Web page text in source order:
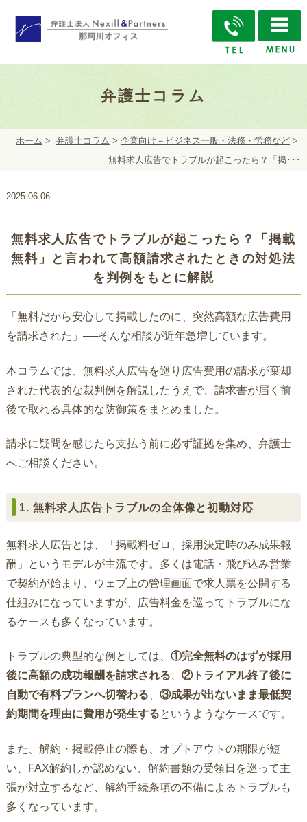
弁護士コラム
ホーム > 弁護士コラム >企業向け－ビジネス一般・法務・労務など >
無料求人広告でトラブルが起こったら？「掲･･･
2025.06.06
無料求人広告でトラブルが起こったら？「掲載
無料」と言われて高額請求されたときの対処法
を判例をもとに解説
「無料だから安心して掲載したのに、突然高額な広告費用
を請求された」──そんな相談が近年急増しています。
本コラムでは、無料求人広告を巡り広告費用の請求が棄却
された代表的な裁判例を解説したうえで、請求書が届く前
後で取れる具体的な防御策をまとめました。
請求に疑問を感じたら支払う前に必ず証拠を集め、弁護士
へご相談ください。
1. 無料求人広告トラブルの全体像と初動対応
無料求人広告とは、「掲載料ゼロ、採用決定時のみ成果報
酬」というモデルが主流です。多くは電話・飛び込み営業
で契約が始まり、ウェブ上の管理画面で求人票を公開する
仕組みになっていますが、広告料金を巡ってトラブルにな
るケースも多くなっています。
トラブルの典型的な例としては、 ①完全無料のはずが採用
後に高額の成功報酬を請求される
②トライアル終了後に
自動で有料プランへ切替わる
③成果が出ないまま最低契
約期間を理由に費用が発生するというようなケースです。
また、解約・掲載停止の際も、オプトアウトの期限が短
い、FAX解約しか認めない、解約書類の受領日を巡って主
張が対立するなど、解約手続条項の不備によるトラブルも
多くなっています。